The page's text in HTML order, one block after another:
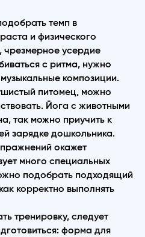
темп в
и физического
чрезмерное усердие
с ритма, нужно
композиции.
питомец, можно
Йога с животными
так можно приучить к
зарядке дошкольника.
окажет
много специальных
подобрать подходящий
корректно выполнять
тренировку, следует
форма для